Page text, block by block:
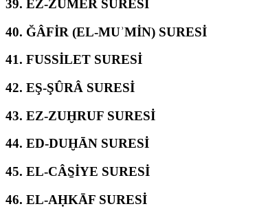
39. EZ-ZÜMER SURESİ
40. ĞÂFİR (EL-MUʾMİN) SURESİ
41. FUSSİLET SURESİ
42. EŞ-ŞÛRÂ SURESİ
43. EZ-ZUḪRUF SURESİ
44. ED-DUḪĀN SURESİ
45. EL-CÂS̱İYE SURESİ
46. EL-AḤKĀF SURESİ